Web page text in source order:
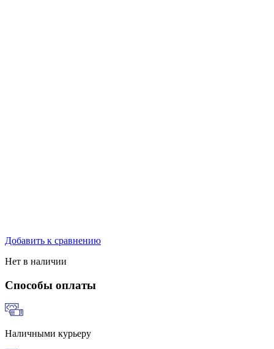
Добавить к сравнению
Нет в наличии
Способы оплаты
Наличными курьеру